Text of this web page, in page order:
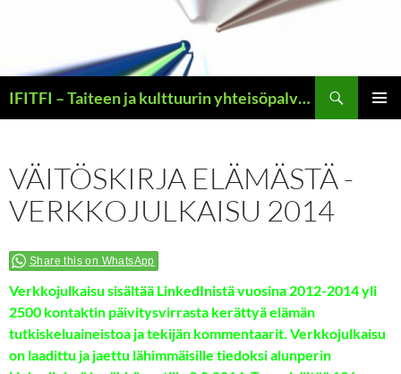
IFITFI – Taiteen ja kulttuurin yhteisöpalvelun yritysidean esittelysivut – – – sekä ilouutisen Jeesuksesta Vapahtajasta kertovat uskonveljen kotisivut
VÄITÖSKIRJA ELÄMÄSTÄ -
VERKKOJULKAISU 2014
Share this on WhatsApp
Verkkojulkaisu sisältää LinkedInistä vuosina 2012-2014 yli
2500 kontaktin päivitysvirrasta kerättyä elämän
tutkiskeluaineistoa ja tekijän kommentaarit. Verkkojulkaisu
on laadittu ja jaettu lähimmäisille tiedoksi alunperin